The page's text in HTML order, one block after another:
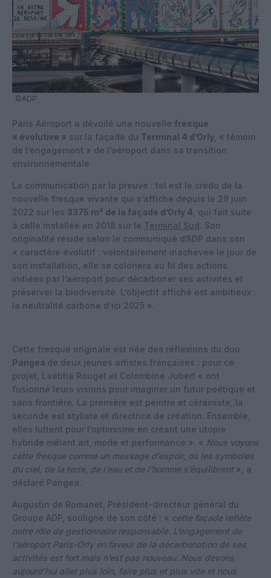
©ADP
Paris Aéroport a dévoilé une nouvelle fresque
« évolutive » sur la façade du Terminal 4 d’Orly , « témoin
de l’engagement » de l’aéroport dans sa transition
environnementale
La communication par la preuve : tel est le credo de la
nouvelle fresque vivante qui s’affiche depuis le 28 juin
2022 sur les 3375 m² de la façade d’Orly 4 , qui fait suite
à celle installée en 2018 sur le Terminal Sud. Son
originalité réside selon le communiqué d’ADP dans son
« caractère évolutif : volontairement inachevée le jour de
son installation, elle se coloriera au fil des actions
initiées par l’aéroport pour décarboner ses activités et
préserver la biodiversité. L’objectif affiché est ambitieux :
la neutralité carbone d’ici 2025 ».
Cette fresque originale est née des réflexions du duo
Pangea de deux jeunes artistes françaises : pour ce
projet, Laëtitia Rouget et Colombine Jubert « ont
fusionné leurs visions pour imaginer un futur poétique et
sans frontière. La première est peintre et céramiste, la
seconde est styliste et directrice de création. Ensemble,
elles luttent pour l’optimisme en créant une utopie
hybride mêlant art, mode et performance ». « Nous voyons
cette fresque comme un message d’espoir, où les symboles
du ciel, de la terre, de l’eau et de l’homme s’équilibrent », a
déclaré Pangea.
Augustin de Romanet, Président-directeur général du
Groupe ADP, souligne de son côté : « cette façade reflète
notre rôle de gestionnaire responsable. L’engagement de
l’aéroport Paris-Orly en faveur de la décarbonation de ses
activités est fort mais n’est pas nouveau. Nous devons
aujourd’hui aller plus loin, faire plus et plus vite et nous